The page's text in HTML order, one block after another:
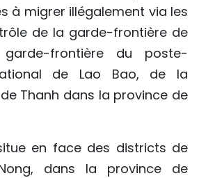
中文
РУССКИЙ
ESPAÑOL
à migrer illégalement via les
de la garde-frontière de
frontière du poste-
de Lao Bao, de la
Thanh dans la province de
en face des districts de
dans la province de